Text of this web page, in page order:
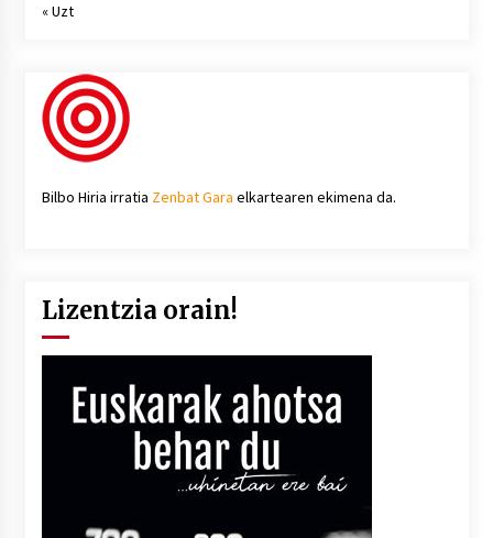
« Uzt
Bilbo Hiria irratia Zenbat Gara elkartearen ekimena da.
Lizentzia orain!